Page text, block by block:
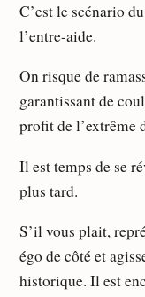
C’est le scénario
l’entre-aide.
On risque de
garantissant de
profit de l’extrême
Il est temps de se
plus tard.
S’il vous plait,
égo de côté et
historique. Il est